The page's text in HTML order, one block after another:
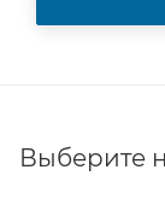
Выберите